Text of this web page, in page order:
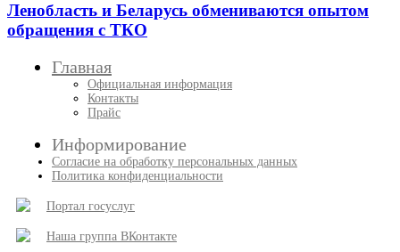
Ленобласть и Беларусь обмениваются опытом
обращения с ТКО
Главная
Официальная информация
Контакты
Прайс
Информирование
Согласие на обработку персональных данных
Политика конфиденциальности
Портал госуслуг
Наша группа ВКонтакте